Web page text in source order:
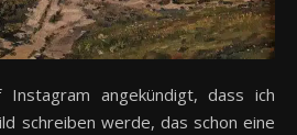
schreiben werde, das schon eine